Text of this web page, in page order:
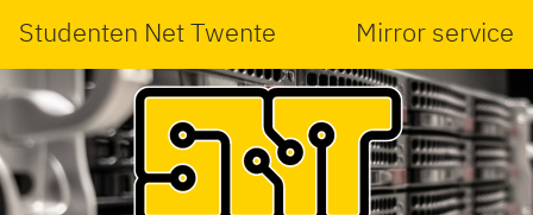
Studenten Net Twente Mirror service